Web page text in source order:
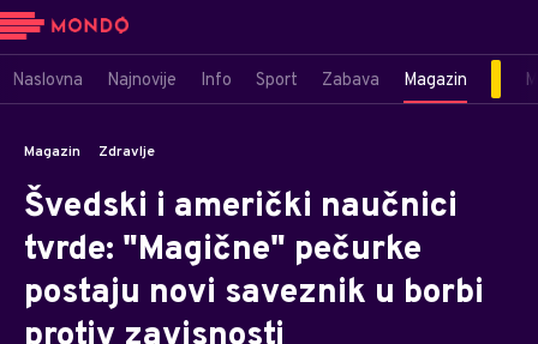
Naslovna Najnovije Info Sport Zabava Magazin
Magazin Zdravlje
Švedski i američki naučnici
tvrde: "Magične" pečurke
postaju novi saveznik u borbi